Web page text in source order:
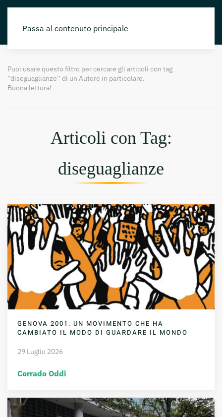
Passa al contenuto principale
Puoi usare questo filtro per cercare gli articoli con tag
“diseguaglianze” di un Autore in particolare.
Buona lettura!
Articoli con Tag:
diseguaglianze
GENOVA 2001: UN MOVIMENTO CHE HA
CAMBIATO IL MODO DI GUARDARE IL MONDO
29 Luglio 2026
Corrado Oddi